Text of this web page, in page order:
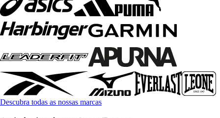
Descubra todas as nossas marcas